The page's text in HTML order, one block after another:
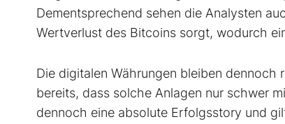
Dementsprechend sehen die Analysten
Wertverlust des Bitcoins sorgt, wodurch
Die digitalen Währungen bleiben
bereits, dass solche Anlagen nur schwer
dennoch eine absolute Erfolgsstory und